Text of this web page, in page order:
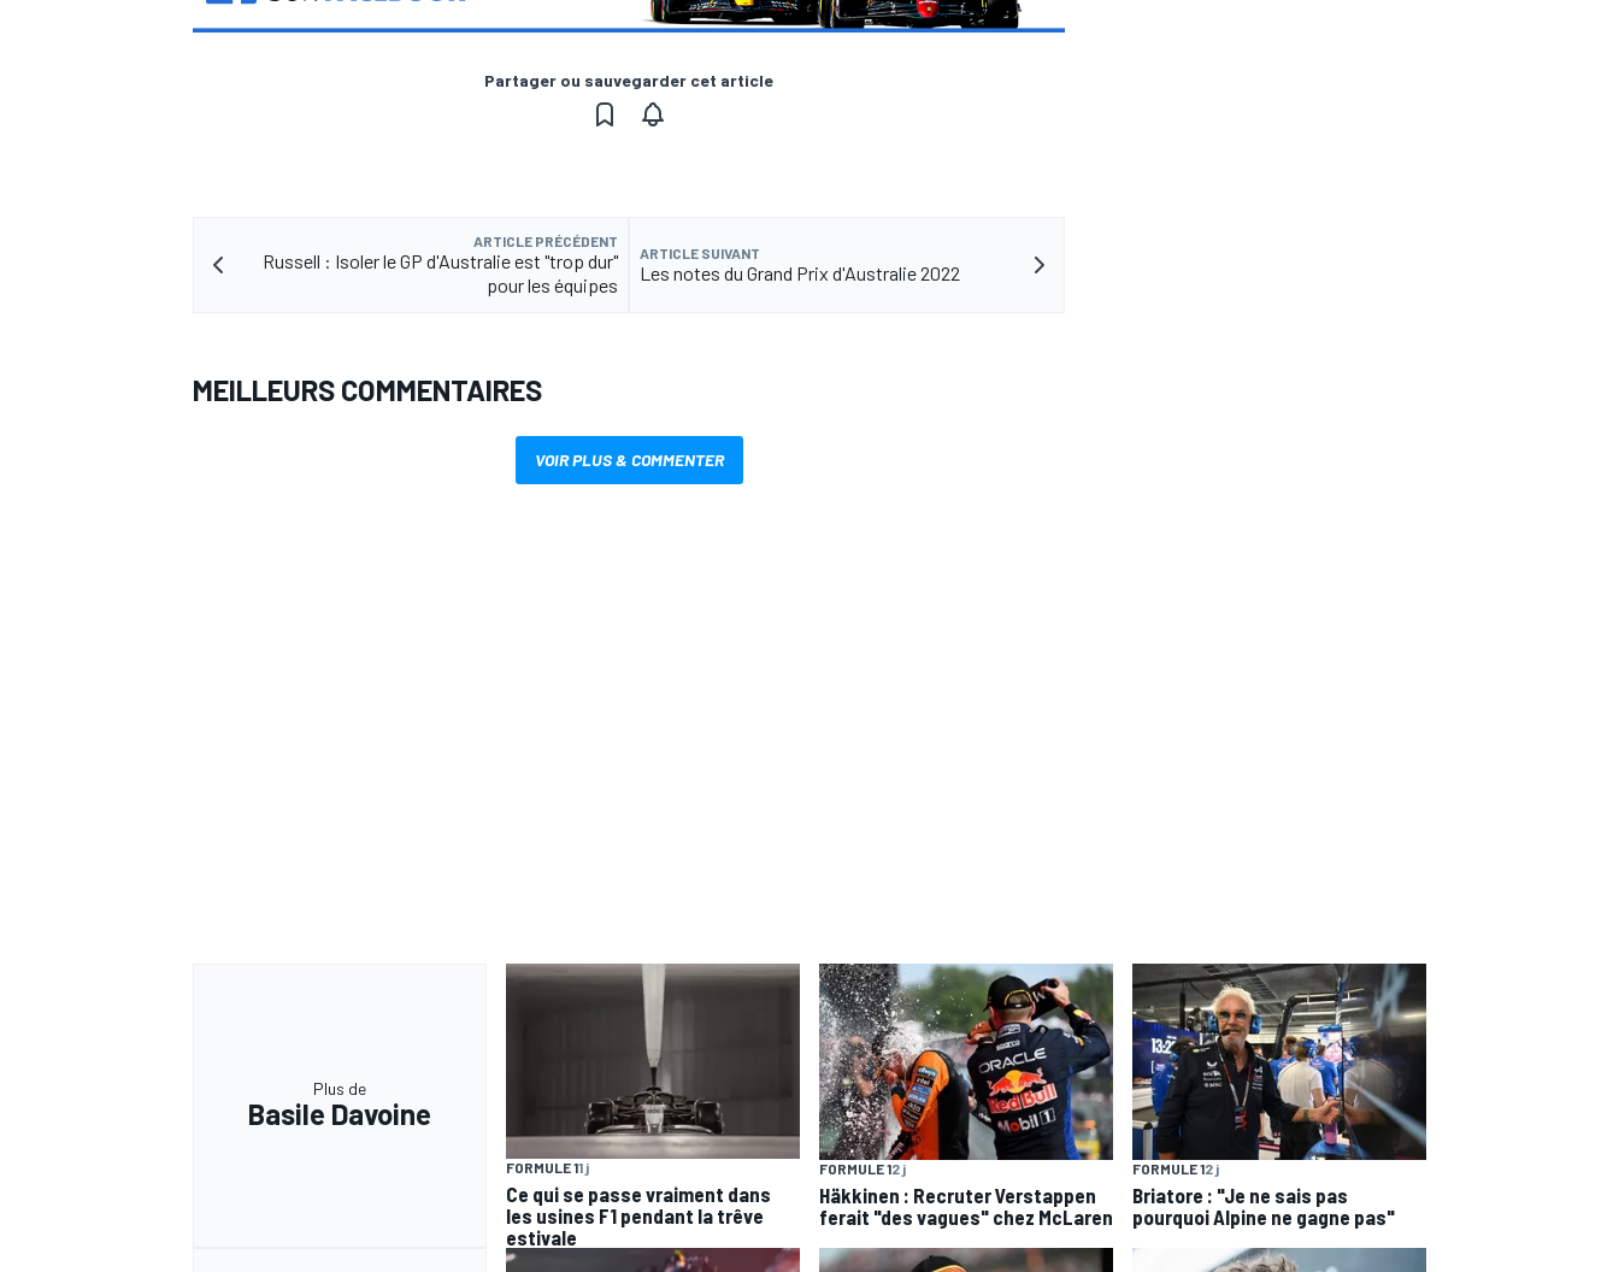
Partager ou sauvegarder cet article
ARTICLE PRÉCÉDENT
Russell : Isoler le GP d'Australie est "trop dur"
pour les équipes
ARTICLE SUIVANT
Les notes du Grand Prix d'Australie 2022
MEILLEURS COMMENTAIRES
VOIR PLUS & COMMENTER
Plus de
Basile Davoine
FORMULE 11 j
Ce qui se passe vraiment dans
les usines F1 pendant la trêve
estivale
FORMULE 12 j
Häkkinen : Recruter Verstappen
ferait "des vagues" chez McLaren
FORMULE 12 j
Briatore : "Je ne sais pas
pourquoi Alpine ne gagne pas"